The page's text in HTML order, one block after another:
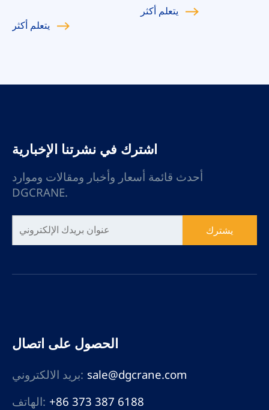
يتعلمأكثر
يتعلمأكثر
اشترك في نشرتنا الإخبارية
أحدث قائمة أسعار وأخبار ومقالات وموارد
DGCRANE.
يشترك
الحصول على اتصال
بريد الالكتروني: sale@dgcrane.com
الهاتف: +86 373 387 6188